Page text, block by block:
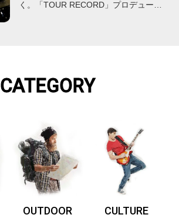
く。「TOUR RECORD」プロデュー…
CATEGORY
OUTDOOR CULTURE